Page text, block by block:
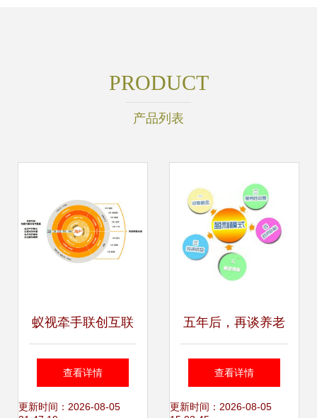
PRODUCT
产品列表
蚁视牵手联创互联
可持续拓展“第六媒
体”新业态，
查看详情
更新时间：2026-08-05
五年后，再谈养老
机构委托管理
查看详情
更新时间：2026-08-05